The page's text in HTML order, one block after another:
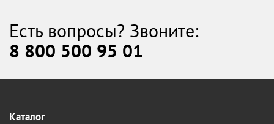
Есть вопросы? Звоните:
8 800 500 95 01
Каталог